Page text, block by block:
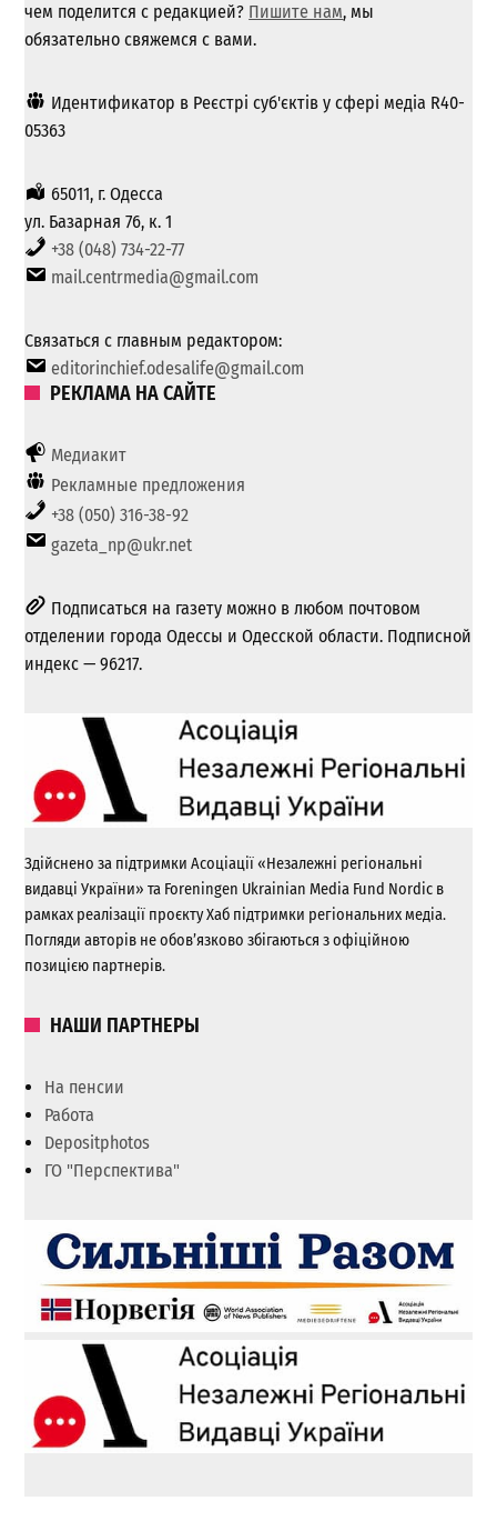
чем поделится с редакцией? Пишите нам, мы
обязательно свяжемся с вами.
Идентификатор в Реєстрі суб'єктів у сфері медіа R40-
05363
65011, г. Одесса
ул. Базарная 76, к. 1
+38 (048) 734-22-77
mail.centrmedia@gmail.com
Связаться с главным редактором:
editorinchief.odesalife@gmail.com
РЕКЛАМА НА САЙТЕ
Медиакит
Рекламные предложения
+38 (050) 316-38-92
gazeta_np@ukr.net
Подписаться на газету можно в любом почтовом
отделении города Одессы и Одесской области. Подписной
индекс — 96217.
Здійснено за підтримки Асоціації «Незалежні регіональні
видавці України» та Foreningen Ukrainian Media Fund Nordic в
рамках реалізації проєкту Хаб підтримки регіональних медіа.
Погляди авторів не обов’язково збігаються з офіційною
позицією партнерів.
НАШИ ПАРТНЕРЫ
На пенсии
Работа
Depositphotos
ГО "Перспектива"